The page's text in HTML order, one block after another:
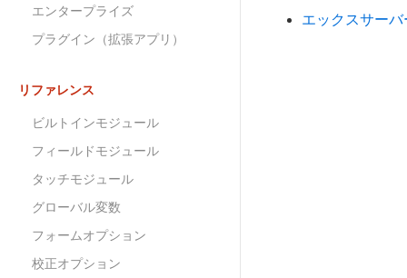
エックスサーバ
エンタープライズ
プラグイン（拡張アプリ）
リファレンス
ビルトインモジュール
フィールドモジュール
タッチモジュール
グローバル変数
フォームオプション
校正オプション